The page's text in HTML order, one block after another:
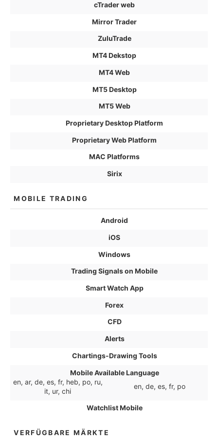
cTrader web
Mirror Trader
ZuluTrade
MT4 Dekstop
MT4 Web
MT5 Desktop
MT5 Web
Proprietary Desktop Platform
Proprietary Web Platform
MAC Platforms
Sirix
MOBILE TRADING
Android
iOS
Windows
Trading Signals on Mobile
Smart Watch App
Forex
CFD
Alerts
Chartings-Drawing Tools
Mobile Available Language
en, ar, de, es, fr, heb, po, ru,
it, ur, chi
en, de, es, fr, po
Watchlist Mobile
VERFÜGBARE MÄRKTE